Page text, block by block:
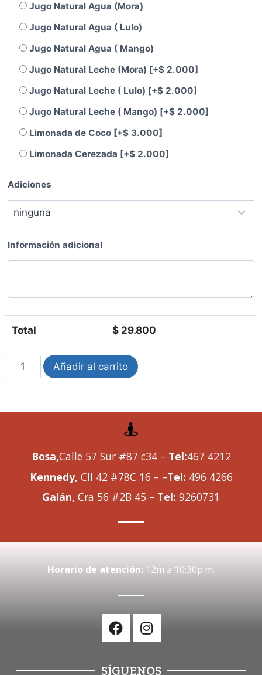
Jugo Natural Agua (Mora)
Jugo Natural Agua ( Lulo)
Jugo Natural Agua ( Mango)
Jugo Natural Leche (Mora) [+$ 2.000]
Jugo Natural Leche ( Lulo) [+$ 2.000]
Jugo Natural Leche ( Mango) [+$ 2.000]
Limonada de Coco [+$ 3.000]
Limonada Cerezada [+$ 2.000]
Adiciones
Información adicional
Total $ 29.800
Añadir al carrito
Bosa,Calle 57 Sur #87 c34 – Tel:467 4212
Kennedy, Cll 42 #78C 16 – –Tel: 496 4266
Galán, Cra 56 #2B 45 – Tel: 9260731
Horario de atención: 12m a 10:30p.m.
SÍGUENOS